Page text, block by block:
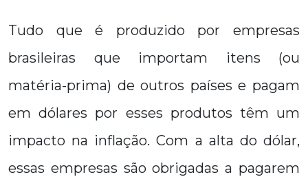
Tudo que é produzido por empresas
brasileiras que importam itens (ou
matéria-prima) de outros países e pagam
em dólares por esses produtos têm um
impacto na inflação. Com a alta do dólar,
essas empresas são obrigadas a pagarem